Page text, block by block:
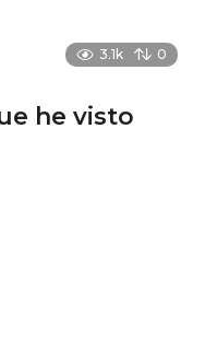
3.1k 0
he visto